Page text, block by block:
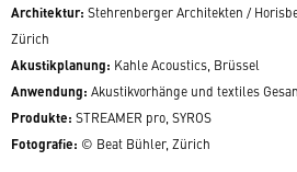
Architektur: Stehrenberger Architekten /
Zürich
Akustikplanung: Kahle Acoustics, Brüssel
Anwendung: Akustikvorhänge und textiles
Produkte: STREAMER pro , SYROS
Fotografie: © Beat Bühler, Zürich